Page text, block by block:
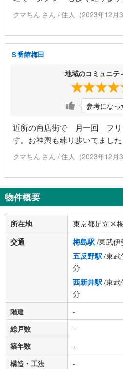
クマちん さん / 住人（2023年12月3
Ｓ番館梅田
地域のコミュニテ
参考になっ
近所の商店街で 月一回 フリ
す。お神輿も練り歩いてました
クマちん さん / 住人（2023年12月3
物件概要
所在地 東京都足立区
交通 梅島駅/東武
五反野駅/東
分
西新井駅/東
分
階建
-
総戸数
-
築年数
-
構造・工法
-